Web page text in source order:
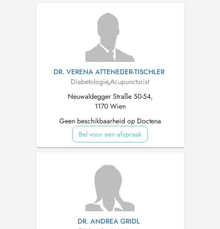
DR. VERENA ATTENEDER-TISCHLER
Diabetologie,Acupuncturist
Neuwaldegger Straße 50-54,
1170 Wien
Geen beschikbaarheid op Doctena
Bel voor een afspraak
DR. ANDREA GRIDL